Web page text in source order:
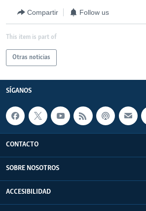
Compartir Follow us
This item is part of
Otras noticias
SÍGANOS
CONTACTO
SOBRE NOSOTROS
ACCESIBILIDAD